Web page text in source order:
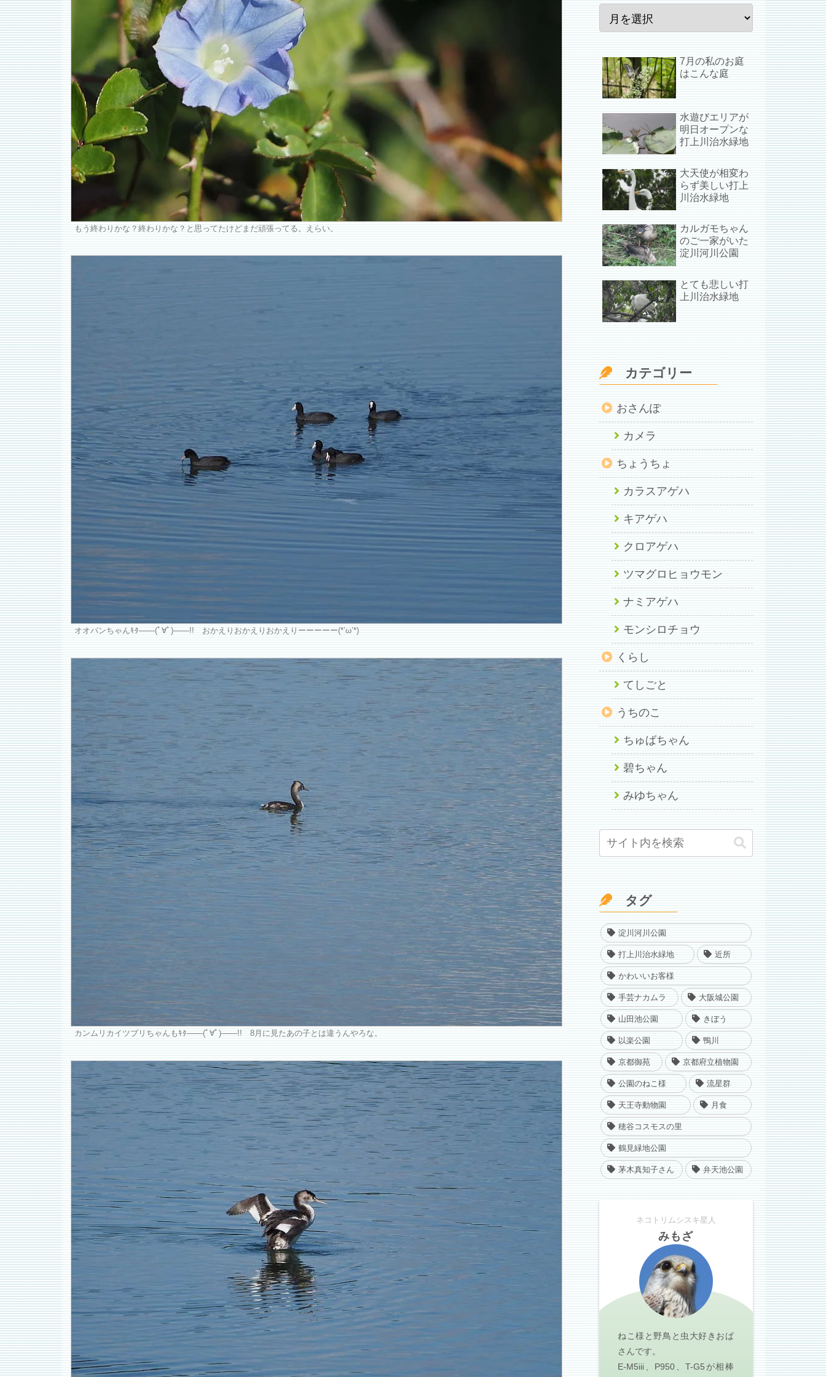
もう終わりかな？終わりかな？と思ってたけどまだ頑張ってる。えらい。
オオバンちゃんｷﾀ――(ﾟ∀ﾟ)――!! おかえりおかえりおかえりーーーーー(*’ω’*)
カンムリカイツブリちゃんもｷﾀ――(ﾟ∀ﾟ)――!! 8月に見たあの子とは違うんやろな。
7月の私のお庭
はこんな庭
水遊びエリアが
明日オープンな
打上川治水緑地
大天使が相変わ
らず美しい打上
川治水緑地
カルガモちゃん
のご一家がいた
淀川河川公園
とても悲しい打
上川治水緑地
カテゴリー
おさんぽ
カメラ
ちょうちょ
カラスアゲハ
キアゲハ
クロアゲハ
ツマグロヒョウモン
ナミアゲハ
モンシロチョウ
くらし
てしごと
うちのこ
ちゅばちゃん
碧ちゃん
みゆちゃん
タグ
淀川河川公園
打上川治水緑地 近所
かわいいお客様
手芸ナカムラ 大阪城公園
山田池公園 きぼう
以楽公園 鴨川
京都御苑 京都府立植物園
公園のねこ様 流星群
天王寺動物園 月食
穂谷コスモスの里
鶴見緑地公園
茅木真知子さん 弁天池公園
ネコトリムシスキ星人
みもざ
ねこ様と野鳥と虫大好きおば
さんです。
E-M5iii、P950、T-G5が相棒